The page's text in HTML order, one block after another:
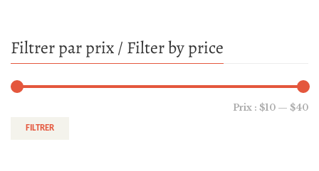
Filtrer par prix / Filter by price
FILTRER
Prix : $10 — $40